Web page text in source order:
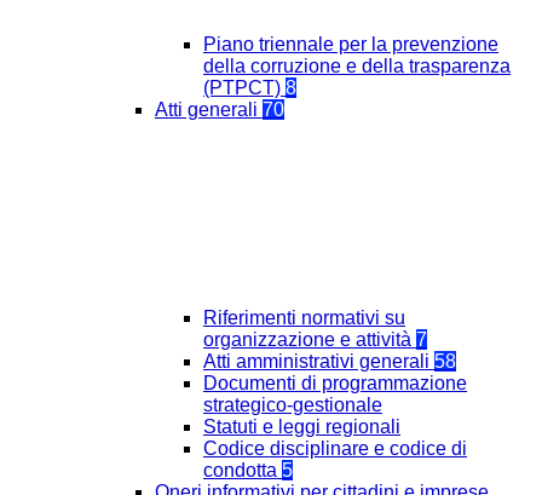
Piano triennale per la prevenzione
della corruzione e della trasparenza
(PTPCT) 8
Atti generali 70
Riferimenti normativi su
organizzazione e attività 7
Atti amministrativi generali 58
Documenti di programmazione
strategico-gestionale
Statuti e leggi regionali
Codice disciplinare e codice di
condotta 5